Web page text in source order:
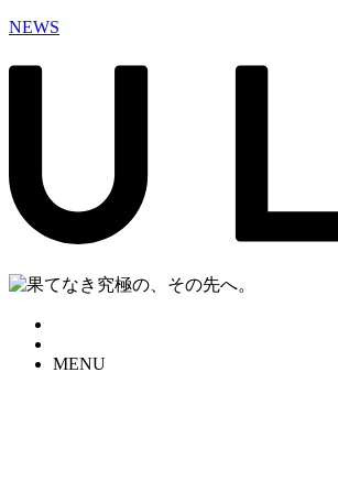
NEWS
MENU